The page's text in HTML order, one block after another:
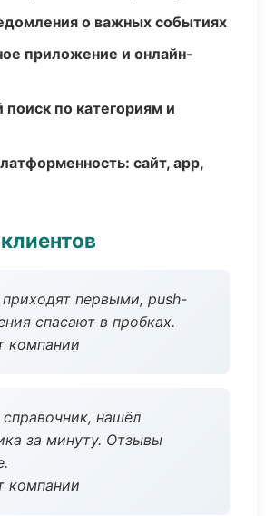
о важных событиях
приложение и онлайн-
по категориям и
сайт, app,
первыми, push-
спасают в пробках.
компании
нашёл
за минуту. Отзывы
компании